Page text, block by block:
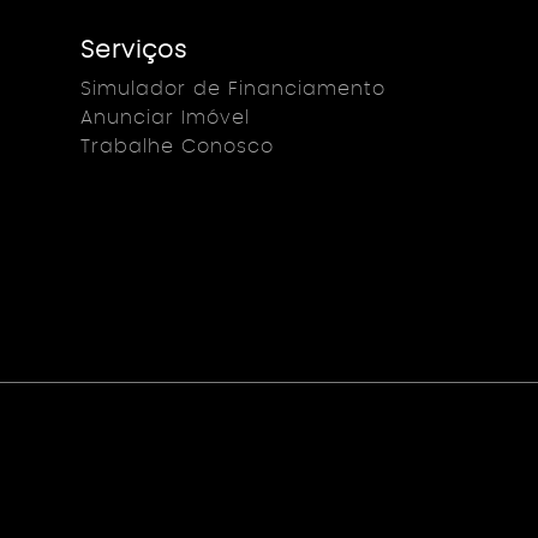
Serviços
Simulador de Financiamento
Anunciar Imóvel
Trabalhe Conosco